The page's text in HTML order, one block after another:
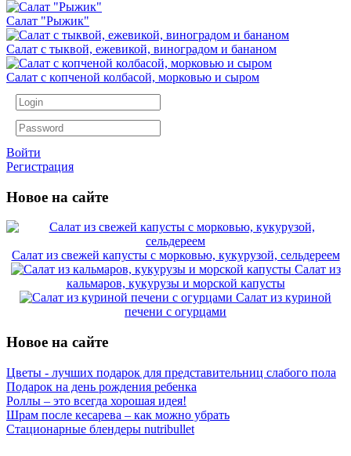
Салат "Рыжик"
Салат с тыквой, ежевикой, виноградом и бананом
Салат с копченой колбасой, морковью и сыром
Войти
Регистрация
Новое на сайте
Салат из свежей капусты с морковью, кукурузой, сельдереем
Салат из
кальмаров, кукурузы и морской капусты
Салат из куриной
печени с огурцами
Новое на сайте
Цветы - лучших подарок для представительниц слабого пола
Подарок на день рождения ребенка
Роллы – это всегда хорошая идея!
Шрам после кесарева – как можно убрать
Стационарные блендеры nutribullet